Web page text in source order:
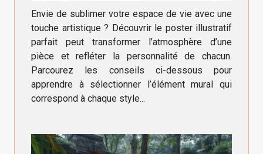
décoration intérieure
Envie de sublimer votre espace de vie avec une
touche artistique ? Découvrir le poster illustratif
parfait peut transformer l’atmosphère d’une
pièce et refléter la personnalité de chacun.
Parcourez les conseils ci-dessous pour
apprendre à sélectionner l’élément mural qui
correspond à chaque style...